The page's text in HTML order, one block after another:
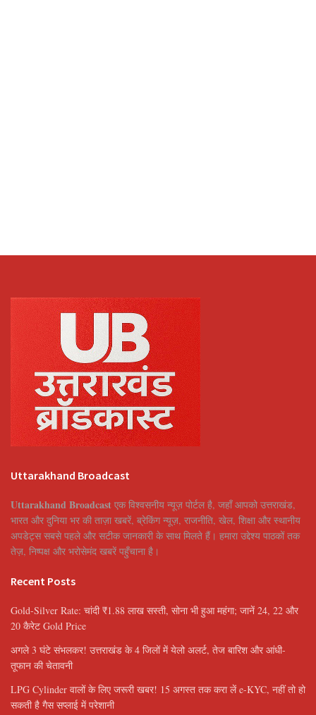
Uttarakhand Broadcast
Uttarakhand Broadcast एक विश्वसनीय न्यूज़ पोर्टल है, जहाँ आपको उत्तराखंड,
भारत और दुनिया भर की ताज़ा खबरें, ब्रेकिंग न्यूज़, राजनीति, खेल, शिक्षा और स्थानीय
अपडेट्स सबसे पहले और सटीक जानकारी के साथ मिलते हैं। हमारा उद्देश्य पाठकों तक
तेज़, निष्पक्ष और भरोसेमंद खबरें पहुँचाना है।
Recent Posts
Gold-Silver Rate: चांदी ₹1.88 लाख सस्ती, सोना भी हुआ महंगा; जानें 24, 22 और
20 कैरेट Gold Price
अगले 3 घंटे संभलकर! उत्तराखंड के 4 जिलों में येलो अलर्ट, तेज बारिश और आंधी-
तूफान की चेतावनी
LPG Cylinder वालों के लिए जरूरी खबर! 15 अगस्त तक करा लें e-KYC, नहीं तो हो
सकती है गैस सप्लाई में परेशानी